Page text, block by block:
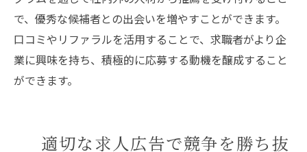
で、優秀な候補者との出会いを増やすことができます。
口コミやリファラルを活用することで、求職者がより企
業に興味を持ち、積極的に応募する動機を醸成すること
ができます。
適切な求人広告で競争を勝ち抜